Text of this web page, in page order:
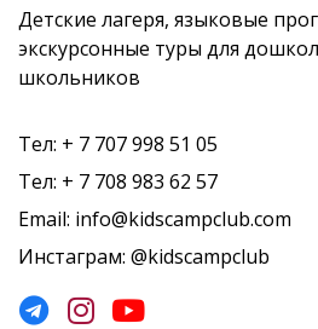
Детские лагеря, языковые
экскурсонные туры для
школьников
Тел: + 7 707 998 51 05
Тел: + 7 708 983 62 57
Email: info@kidscampclub.com
Инстаграм: @kidscampclub